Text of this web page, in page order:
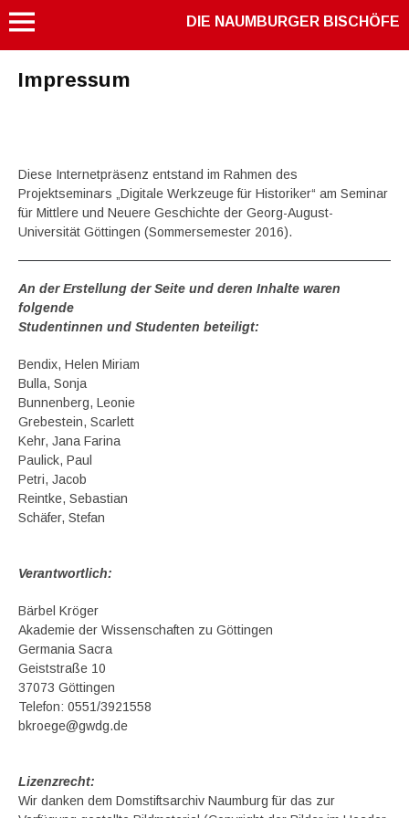
DIE NAUMBURGER BISCHÖFE
Impressum
Diese Internetpräsenz entstand im Rahmen des
Projektseminars „Digitale Werkzeuge für Historiker“ am Seminar
für Mittlere und Neuere Geschichte der Georg-August-
Universität Göttingen (Sommersemester 2016).
An der Erstellung der Seite und deren Inhalte waren
folgende
Studentinnen und Studenten beteiligt:
Bendix, Helen Miriam
Bulla, Sonja
Bunnenberg, Leonie
Grebestein, Scarlett
Kehr, Jana Farina
Paulick, Paul
Petri, Jacob
Reintke, Sebastian
Schäfer, Stefan
Verantwortlich:
Bärbel Kröger
Akademie der Wissenschaften zu Göttingen
Germania Sacra
Geiststraße 10
37073 Göttingen
Telefon: 0551/3921558
bkroege@gwdg.de
Lizenzrecht:
Wir danken dem Domstiftsarchiv Naumburg für das zur